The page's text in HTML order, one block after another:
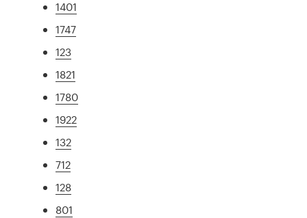
1401
1747
123
1821
1780
1922
132
712
128
801